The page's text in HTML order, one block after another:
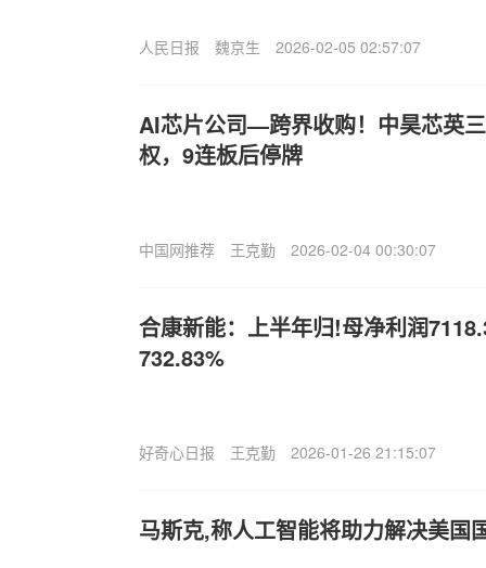
人民日报 魏京生 2026-02-05 02:57:07
AI芯片公司—跨界收购！中昊芯英
权，9连板后停牌
中国网推荐 王克勤 2026-02-04 00:30:07
合康新能：上半年归!母净利润
732.83%
好奇心日报 王克勤 2026-01-26 21:15:07
马斯克,称人工智能将助力解决美国